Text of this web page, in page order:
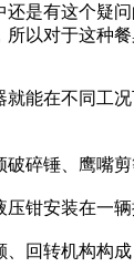
是有这个疑
以对于这种餐
能在不同工
碎锤、鹰嘴
钳安装在一
回转机构构